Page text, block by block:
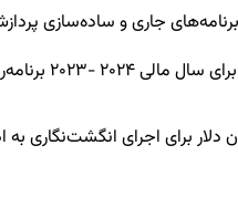
برای سال مالی ۲۰۲۴ -۲۰۲۳ برنامه‌ریزی کرده است.